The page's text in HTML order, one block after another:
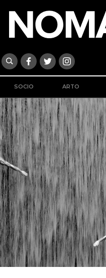
SOCIO ARTO